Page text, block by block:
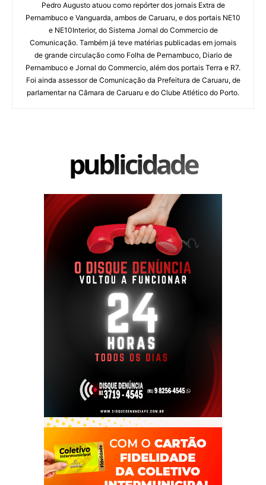
Pedro Augusto atuou como repórter dos jornais Extra de
Pernambuco e Vanguarda, ambos de Caruaru, e dos portais NE10
e NE10Interior, do Sistema Jornal do Commercio de
Comunicação. Também já teve matérias publicadas em jornais
de grande circulação como Folha de Pernambuco, Diario de
Pernambuco e Jornal do Commercio, além dos portais Terra e R7.
Foi ainda assessor de Comunicação da Prefeitura de Caruaru, de
parlamentar na Câmara de Caruaru e do Clube Atlético do Porto.
publicidade